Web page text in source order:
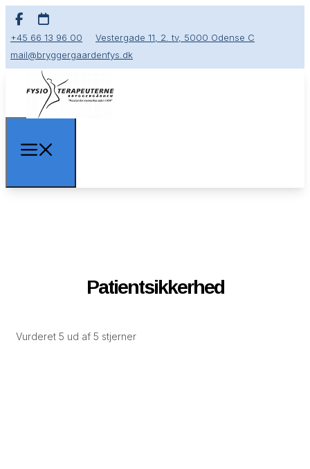
+45 66 13 96 00
Vestergade 11, 2. tv, 5000 Odense C
mail@bryggergaardenfys.dk
Patientsikkerhed
Vurderet 5 ud af 5 stjerner